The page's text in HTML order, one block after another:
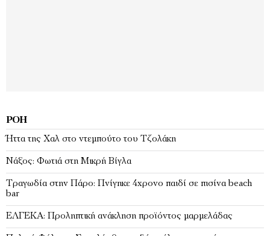
ΡΟΉ
Ήττα της Χαλ στο ντεμπούτο του Τζολάκη
Νάξος: Φωτιά στη Μικρή Βίγλα
Tραγωδία στην Πάρο: Πνίγηκε 4χρονο παιδί σε πισίνα beach
bar
ΕΛΓΕΚΑ: Προληπτική ανάκληση προϊόντος μαρμελάδας